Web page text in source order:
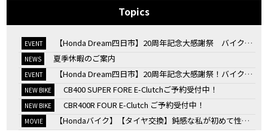
Topics
EVENT 【Honda Dream四日市】20周年記念大感謝祭 バイク女子トークショー
NEWS 夏季休暇のご案内
EVENT 【Honda Dream四日市】20周年記念大感謝祭！バイク女子トークショー
NEW BIKE CB400 SUPER FORE E-Clutchご予約受付中！
NEW BIKE CBR400R FOUR E-Clutch ご予約受付中！
MOVIE 【Hondaバイク】【タイヤ交換】鈍感な私が初めて性能を実感した【三重県】【Honda DREAM】